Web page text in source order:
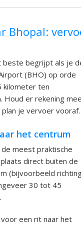
Bhopal:
beste begrijpt als je
(BHO) op orde
kilometer ten
Houd er rekening
je vervoer vooraf.
het centrum
meest praktische
direct buiten de
(bijvoorbeeld
30 tot 45
een rit naar het